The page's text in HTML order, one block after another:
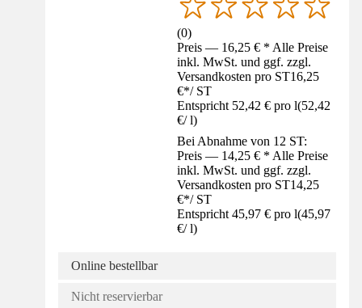
(0)
Preis — 16,25 € * Alle Preise
inkl. MwSt. und ggf. zzgl.
Versandkosten pro ST16,25
€*/ ST
Entspricht 52,42 € pro l(52,42
€/ l)
Bei Abnahme von 12 ST:
Preis — 14,25 € * Alle Preise
inkl. MwSt. und ggf. zzgl.
Versandkosten pro ST14,25
€*/ ST
Entspricht 45,97 € pro l(45,97
€/ l)
Online bestellbar
Nicht reservierbar